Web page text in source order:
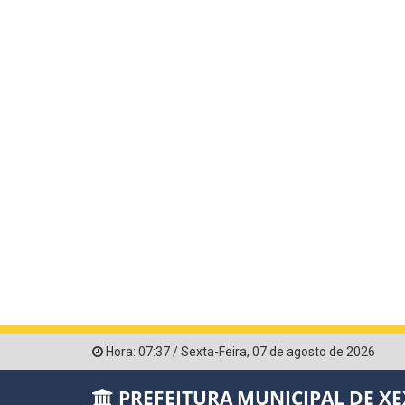
Hora: 07:37/Sexta-Feira, 07 de agosto de 2026
PREFEITURA MUNICIPAL DE